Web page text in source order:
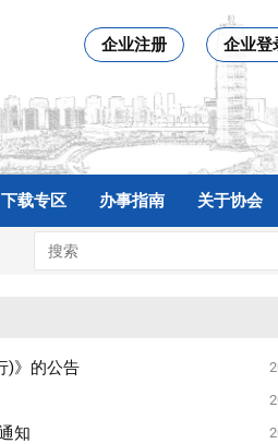
企业注册 企业登
下载专区 办事指南 关于协会
)》的公告
知